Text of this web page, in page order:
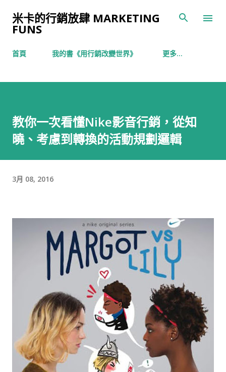
米卡的行銷放肆 MARKETING
FUNS
首頁 我的書《用行銷改變世界》 更多…
教你一次看懂Nike影音行銷，從知
曉、考慮到轉換的活動規劃邏輯
3月 08, 2016